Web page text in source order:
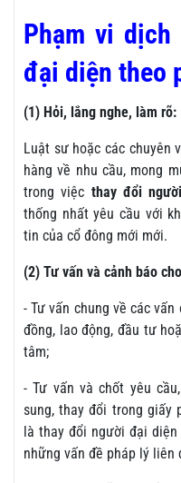
Phạm vi
đại diện theo
(1) Hỏi, lắng nghe, làm rõ:
Luật sư hoặc các chuyên
hàng về nhu cầu, mong
trong việc thay đổi
thống nhất yêu cầu với
tin của cổ đông mới mới.
(2) Tư vấn và cảnh báo
- Tư vấn chung về các
đồng, lao động, đầu tư
tâm;
- Tư vấn và chốt yêu
sung, thay đổi trong giấy
là thay đổi người đại
những vấn đề pháp lý liên